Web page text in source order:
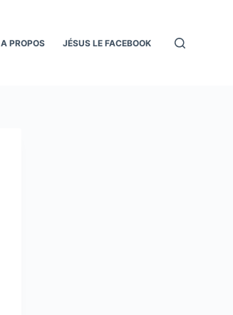
A PROPOS JÉSUS LE FACEBOOK